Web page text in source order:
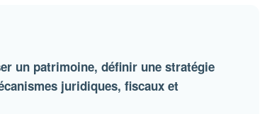
un patrimoine, définir une stratégie
juridiques, fiscaux et